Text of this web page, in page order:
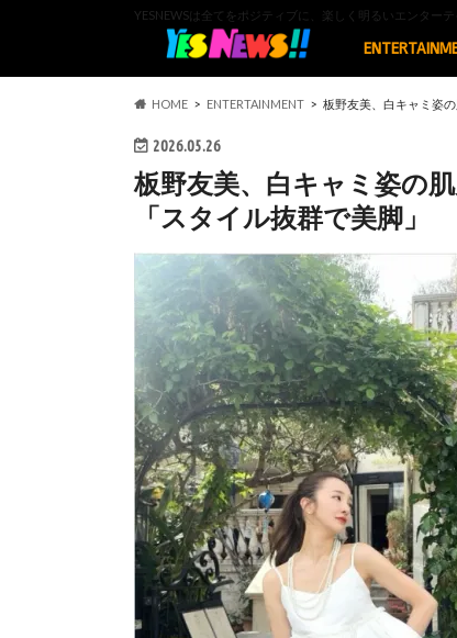
YESNEWSは全てをポジティブに、楽しく明るいエンター
HOME ENTERTAINMENT 板野友美、白キャミ姿
2026.05.26
板野友美、白キャミ姿の
「スタイル抜群で美脚」